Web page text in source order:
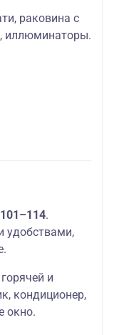
раковина с
иллюминаторы.
101–114.
удобствами,
и
кондиционер,
окно.